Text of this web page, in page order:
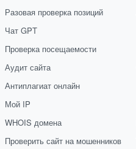
Разовая проверка позиций
Чат GPT
Проверка посещаемости
Аудит сайта
Антиплагиат онлайн
Мой IP
WHOIS домена
Проверить сайт на мошенников